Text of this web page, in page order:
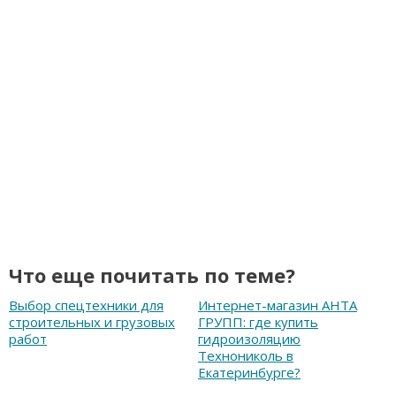
Что еще почитать по теме?
Выбор спецтехники для
строительных и грузовых
работ
Интернет-магазин АНТА
ГРУПП: где купить
гидроизоляцию
Технониколь в
Екатеринбурге?